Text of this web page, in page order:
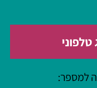
למספר: